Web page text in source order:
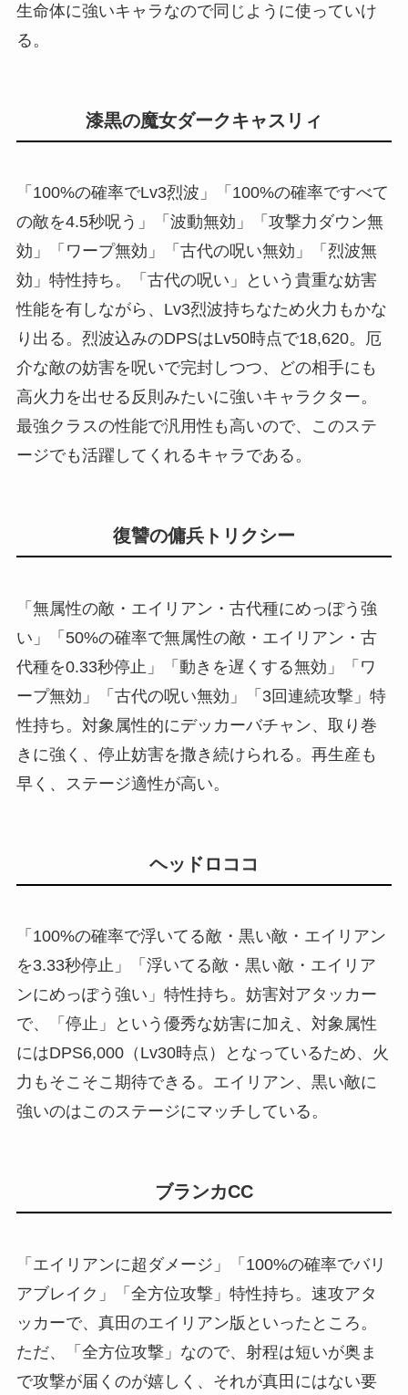
生命体に強いキャラなので同じように使っていけ
る。
漆黒の魔女ダークキャスリィ
「100%の確率でLv3烈波」「100%の確率ですべて
の敵を4.5秒呪う」「波動無効」「攻撃力ダウン無
効」「ワープ無効」「古代の呪い無効」「烈波無
効」特性持ち。「古代の呪い」という貴重な妨害
性能を有しながら、Lv3烈波持ちなため火力もかな
り出る。烈波込みのDPSはLv50時点で18,620。厄
介な敵の妨害を呪いで完封しつつ、どの相手にも
高火力を出せる反則みたいに強いキャラクター。
最強クラスの性能で汎用性も高いので、このステ
ージでも活躍してくれるキャラである。
復讐の傭兵トリクシー
「無属性の敵・エイリアン・古代種にめっぽう強
い」「50%の確率で無属性の敵・エイリアン・古
代種を0.33秒停止」「動きを遅くする無効」「ワ
ープ無効」「古代の呪い無効」「3回連続攻撃」特
性持ち。対象属性的にデッカーバチャン、取り巻
きに強く、停止妨害を撒き続けられる。再生産も
早く、ステージ適性が高い。
ヘッドロココ
「100%の確率で浮いてる敵・黒い敵・エイリアン
を3.33秒停止」「浮いてる敵・黒い敵・エイリア
ンにめっぽう強い」特性持ち。妨害対アタッカー
で、「停止」という優秀な妨害に加え、対象属性
にはDPS6,000（Lv30時点）となっているため、火
力もそこそこ期待できる。エイリアン、黒い敵に
強いのはこのステージにマッチしている。
ブランカCC
「エイリアンに超ダメージ」「100%の確率でバリ
アブレイク」「全方位攻撃」特性持ち。速攻アタ
ッカーで、真田のエイリアン版といったところ。
ただ、「全方位攻撃」なので、射程は短いが奥ま
で攻撃が届くのが嬉しく、それが真田にはない要